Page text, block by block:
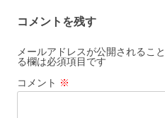
コメントを残す
メールアドレスが公開されるこ
る欄は必須項目です
コメント ※